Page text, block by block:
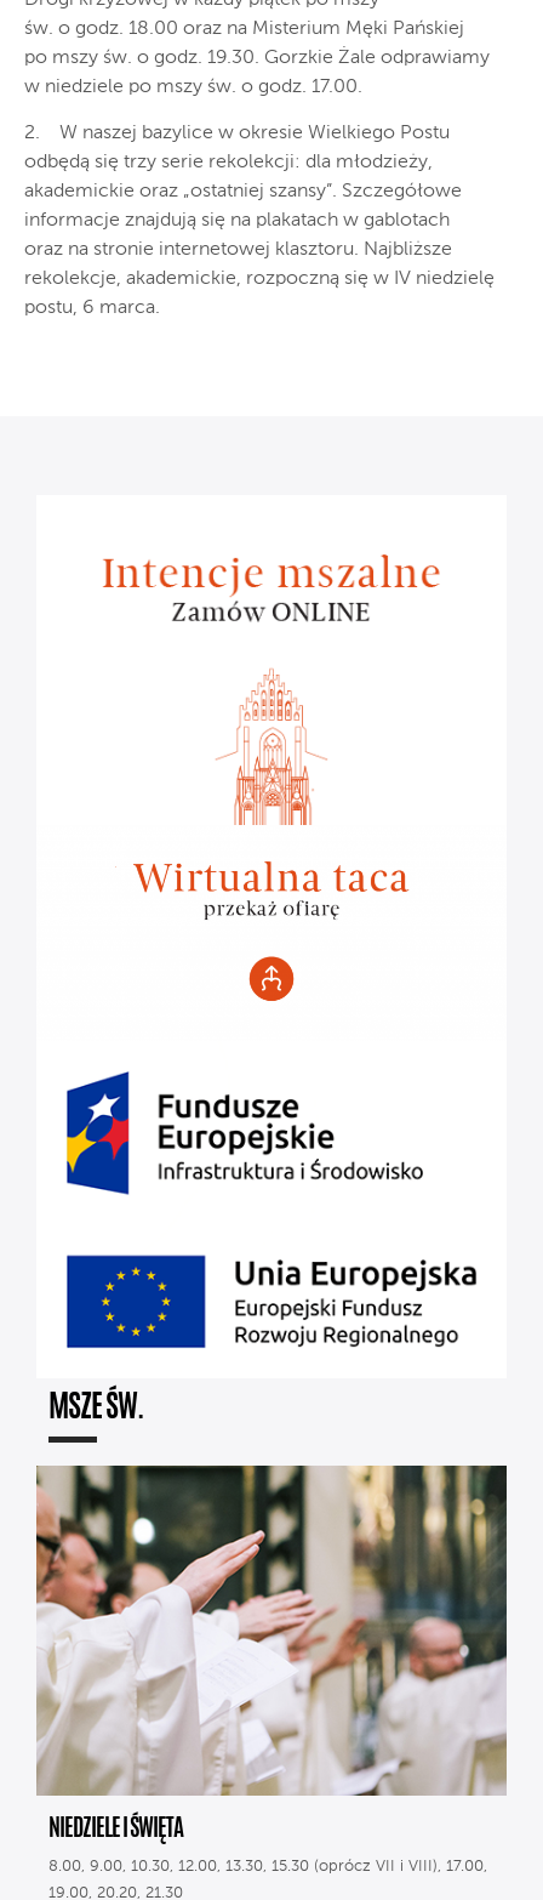
św. o godz. 18.00 oraz na Misterium Męki Pańskiej
po mszy św. o godz. 19.30. Gorzkie Żale odprawiamy
w niedziele po mszy św. o godz. 17.00.
2. W naszej bazylice w okresie Wielkiego Postu
odbędą się trzy serie rekolekcji: dla młodzieży,
akademickie oraz „ostatniej szansy”. Szczegółowe
informacje znajdują się na plakatach w gablotach
oraz na stronie internetowej klasztoru. Najbliższe
rekolekcje, akademickie, rozpoczną się w IV niedzielę
postu, 6 marca.
MSZE ŚW.
NIEDZIELE I ŚWIĘTA
8.00, 9.00, 10.30, 12.00, 13.30, 15.30 (oprócz VII i VIII), 17.00,
19.00, 20.20, 21.30